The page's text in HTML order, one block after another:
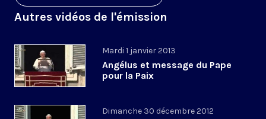
Autres vidéos de l'émission
Mardi 1 janvier 2013
Angélus et message du Pape
pour la Paix
Dimanche 30 décembre 2012